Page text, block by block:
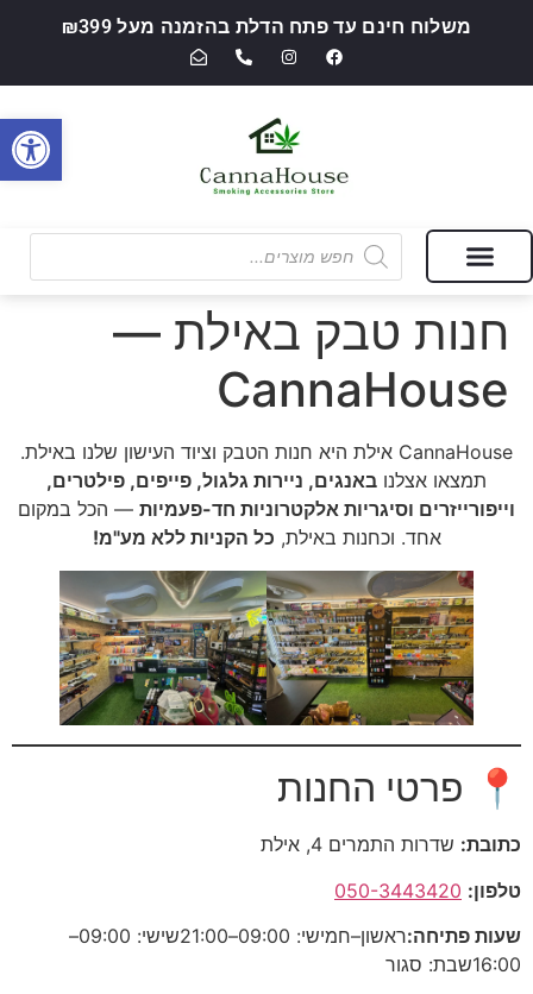
משלוח חינם עד פתח הדלת בהזמנה מעל ₪399
חנות טבק באילת —
CannaHouse
CannaHouse אילת היא חנות הטבק וציוד העישון שלנו באילת.
תמצאו אצלנו באנגים, ניירות גלגול, פייפים, פילטרים,
וייפורייזרים וסיגריות אלקטרוניות חד-פעמיות — הכל במקום
אחד. וכחנות באילת, כל הקניות ללא מע"מ!
📍 פרטי החנות
כתובת: שדרות התמרים 4, אילת
טלפון: 050-3443420
שעות פתיחה:ראשון–חמישי: 09:00–21:00
שישי: 09:00–
16:00שבת: סגור
פתח